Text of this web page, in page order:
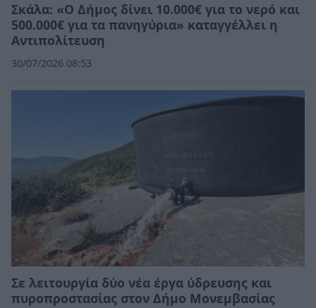
Σκάλα: «Ο Δήμος δίνει 10.000€ για το νερό και
500.000€ για τα πανηγύρια» καταγγέλλει η
Αντιπολίτευση
30/07/2026 08:53
Σε λειτουργία δύο νέα έργα ύδρευσης και
πυροπροστασίας στον Δήμο Μονεμβασίας